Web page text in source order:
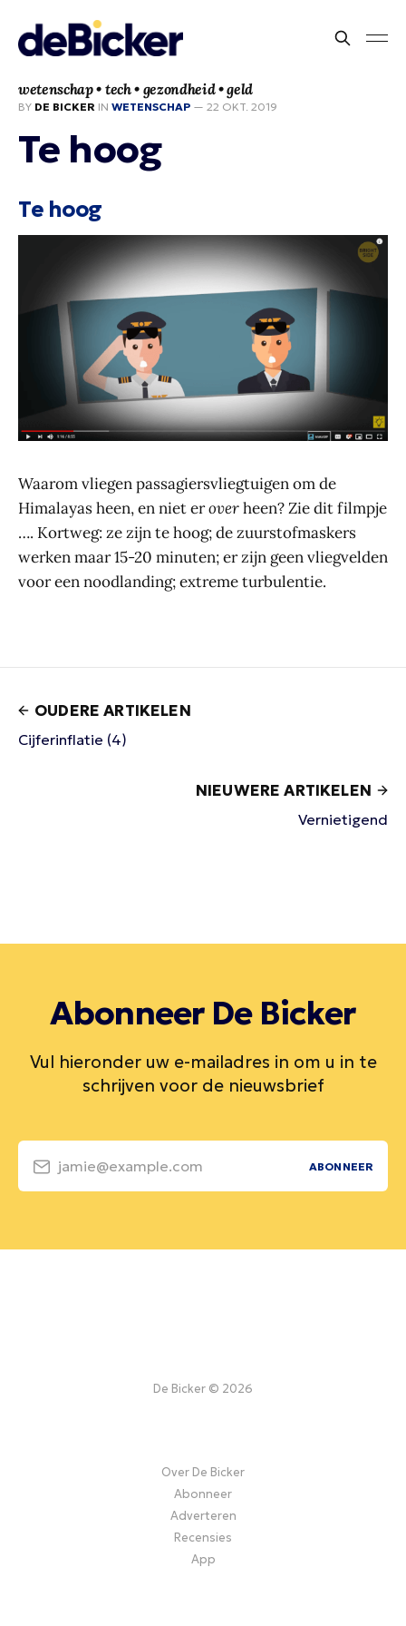
wetenschap • tech • gezondheid • geld
BY DE BICKER IN WETENSCHAP — 22 OKT. 2019
Te hoog
Te hoog
Waarom vliegen passagiersvliegtuigen om de
Himalayas heen, en niet eroverheen? Zie dit filmpje
…. Kortweg: ze zijn te hoog; de zuurstofmaskers
werken maar 15-20 minuten; er zijn geen vliegvelden
voor een noodlanding; extreme turbulentie.
OUDERE ARTIKELEN
Cijferinflatie (4)
NIEUWERE ARTIKELEN
Vernietigend
Abonneer De Bicker
Vul hieronder uw e-mailadres in om u in te
schrijven voor de nieuwsbrief
jamie@example.com ABONNEER
De Bicker © 2026
Over De Bicker
Abonneer
Adverteren
Recensies
App